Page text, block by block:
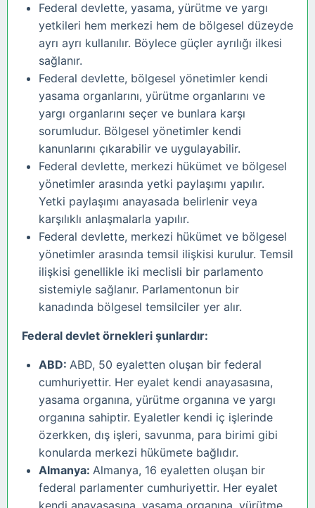
Federal devlette, yasama, yürütme ve yargı
yetkileri hem merkezi hem de bölgesel düzeyde
ayrı ayrı kullanılır. Böylece güçler ayrılığı ilkesi
sağlanır.
Federal devlette, bölgesel yönetimler kendi
yasama organlarını, yürütme organlarını ve
yargı organlarını seçer ve bunlara karşı
sorumludur. Bölgesel yönetimler kendi
kanunlarını çıkarabilir ve uygulayabilir.
Federal devlette, merkezi hükümet ve bölgesel
yönetimler arasında yetki paylaşımı yapılır.
Yetki paylaşımı anayasada belirlenir veya
karşılıklı anlaşmalarla yapılır.
Federal devlette, merkezi hükümet ve bölgesel
yönetimler arasında temsil ilişkisi kurulur. Temsil
ilişkisi genellikle iki meclisli bir parlamento
sistemiyle sağlanır. Parlamentonun bir
kanadında bölgesel temsilciler yer alır.
Federal devlet örnekleri şunlardır:
ABD: ABD, 50 eyaletten oluşan bir federal
cumhuriyettir. Her eyalet kendi anayasasına,
yasama organına, yürütme organına ve yargı
organına sahiptir. Eyaletler kendi iç işlerinde
özerkken, dış işleri, savunma, para birimi gibi
konularda merkezi hükümete bağlıdır.
Almanya: Almanya, 16 eyaletten oluşan bir
federal parlamenter cumhuriyettir. Her eyalet